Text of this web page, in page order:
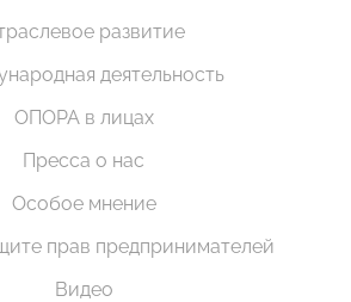
развитие
деятельность
ОПОРА в лицах
Пресса о нас
Особое мнение
прав предпринимателей
Видео